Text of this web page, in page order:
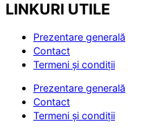
LINKURI UTILE
Prezentare generală
Contact
Termeni și condiții
Prezentare generală
Contact
Termeni și condiții